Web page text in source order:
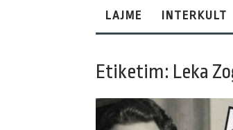
LAJME INTERKULT
Etiketim: Leka